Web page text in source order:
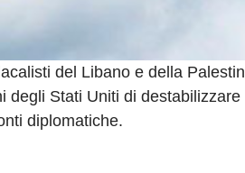
del Libano e della
degli Stati Uniti di destabilizzare
diplomatiche.